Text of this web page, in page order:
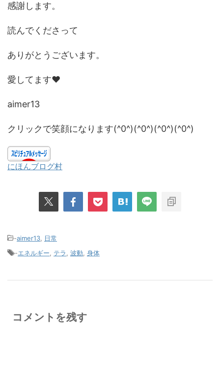
感謝します。
読んでくださって
ありがとうございます。
愛してます❤
aimer13
クリックで笑顔になります(^0^)(^0^)(^0^)(^0^)
にほんブログ村
-aimer13, 日常
-エネルギー, テラ, 波動, 身体
コメントを残す